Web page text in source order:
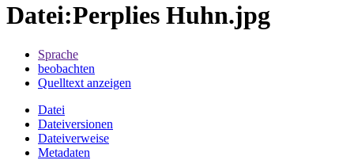
Datei:Perplies Huhn.jpg
Sprache
beobachten
Quelltext anzeigen
Datei
Dateiversionen
Dateiverweise
Metadaten